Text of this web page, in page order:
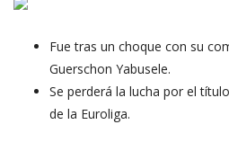
Fue tras un choque con su
Guerschon Yabusele.
Se perderá la lucha por el
de la Euroliga.